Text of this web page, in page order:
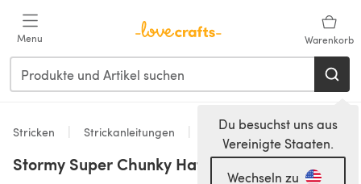
Menu Warenkorb
Du besuchst uns aus
Vereinigte Staaten.
Wechseln zu
Stricken Strickanleitungen Accessoires
Stormy Super Chunky Hat